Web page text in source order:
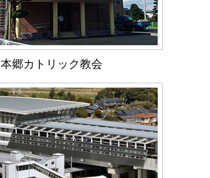
本郷カトリック教会